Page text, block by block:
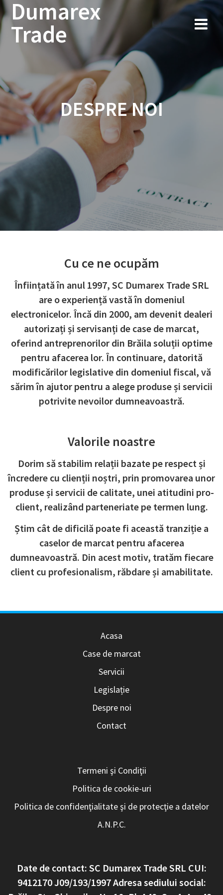
Sari
la
conținut
Dumarex
Trade
DESPRE NOI
Cu ce ne ocupăm
Înființată în anul 1997, SC Dumarex Trade SRL
are o experiență vastă în domeniul
electronicelor. Încă din 2000, am devenit dealeri
autorizați și servisanți de case de marcat,
oferind antreprenorilor din Brăila soluții optime
pentru afacerea lor. În continuare, datorită
modificărilor legislative din domeniul fiscal, vă
sărim în ajutor pentru a alege produse și servicii
potrivite nevoilor dumneavoastră.
Valorile noastre
Dorim să stabilim relații bazate pe respect și
încredere cu clienții noștri, prin promovarea unor
produse și servicii de calitate, unei atitudini pro-
client, realizând parteneriate pe termen lung.
Știm cât de dificilă poate fi această tranziție a
caselor de marcat pentru afacerea
dumneavoastră. Din acest motiv, tratăm fiecare
client cu profesionalism, răbdare și amabilitate.
Acasa
Case de marcat
Servicii
Legislație
Despre noi
Contact
Termeni şi Condiţii
Politica de cookie-uri
Politica de confidenţialitate şi de protecţie a datelor
A.N.P.C.
Date de contact: SC Dumarex Trade SRL CUI:
9412170 J09/193/1997 Adresa sediului social: